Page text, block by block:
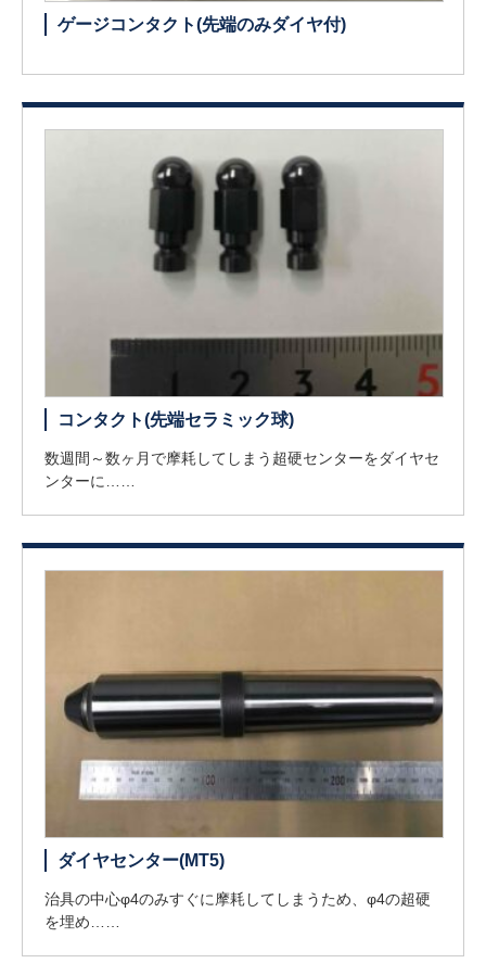
ゲージコンタクト(先端のみダイヤ付)
コンタクト(先端セラミック球)
数週間～数ヶ月で摩耗してしまう超硬センターをダイヤセ
ンターに……
ダイヤセンター(MT5)
治具の中心φ4のみすぐに摩耗してしまうため、φ4の超硬
を埋め……